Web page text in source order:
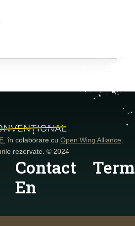
în colaborare cu Open Wing Alliance.
rezervate. © 2024
Contact
En